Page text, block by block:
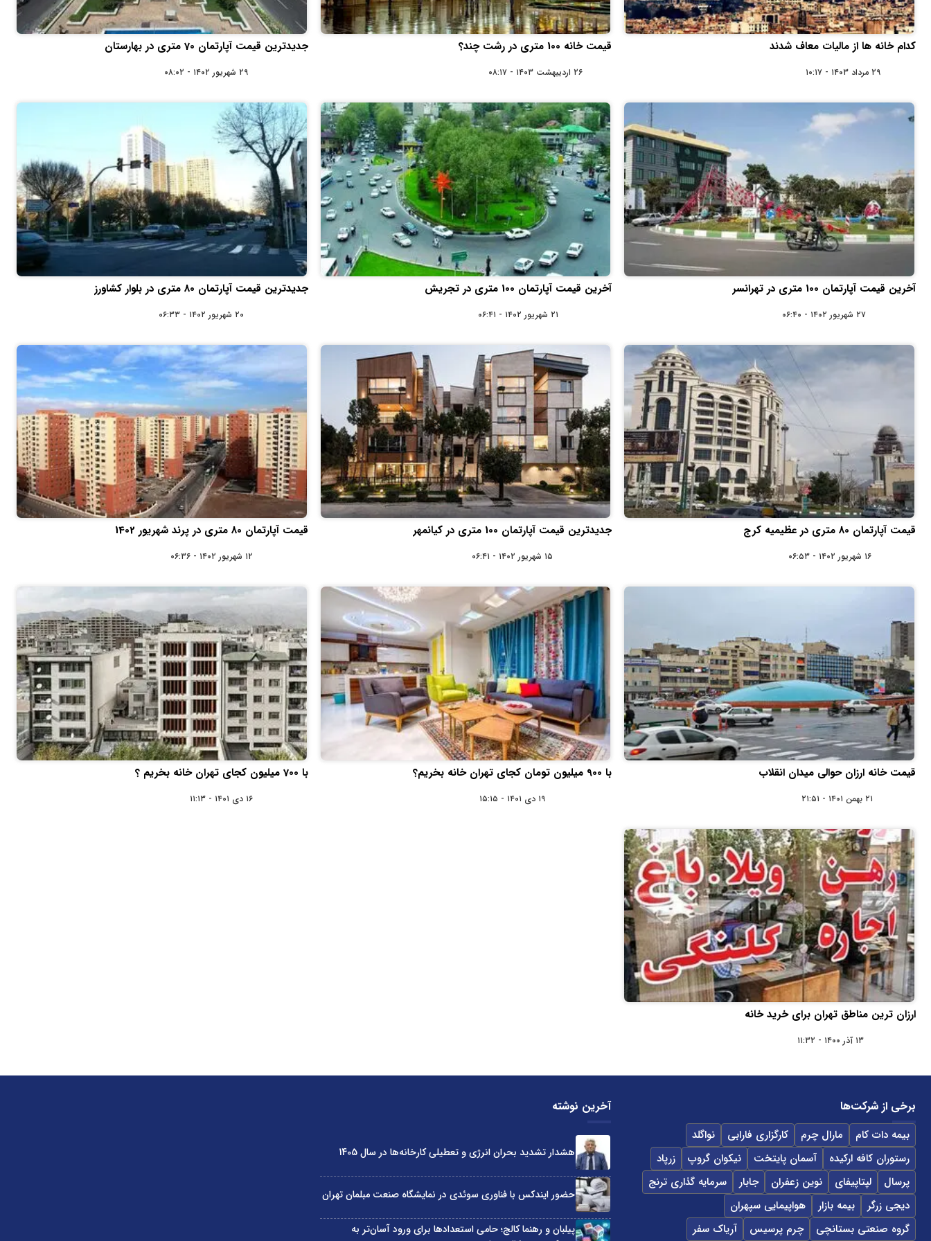
کدام خانه ها از مالیات معاف شدند
۲۹ مرداد ۱۴۰۳ - ۱۰:۱۷
قیمت خانه 100 متری در رشت چند؟
۲۶ اردیبهشت ۱۴۰۳ - ۰۸:۱۷
جدیدترین قیمت آپارتمان 70 متری در بهارستان
۲۹ شهریور ۱۴۰۲ - ۰۸:۰۲
آخرین قیمت آپارتمان 100 متری در تهرانسر
۲۷ شهریور ۱۴۰۲ - ۰۶:۴۰
آخرین قیمت آپارتمان 100 متری در تجریش
۲۱ شهریور ۱۴۰۲ - ۰۶:۴۱
جدیدترین قیمت آپارتمان 80 متری در بلوار کشاورز
۲۰ شهریور ۱۴۰۲ - ۰۶:۳۳
قیمت آپارتمان 80 متری در عظیمیه کرج
۱۶ شهریور ۱۴۰۲ - ۰۶:۵۳
جدیدترین قیمت آپارتمان 100 متری در کیانمهر
۱۵ شهریور ۱۴۰۲ - ۰۶:۴۱
قیمت آپارتمان 80 متری در پرند شهریور 1402
۱۲ شهریور ۱۴۰۲ - ۰۶:۳۶
قیمت خانه ارزان حوالی میدان انقلاب
۲۱ بهمن ۱۴۰۱ - ۲۱:۵۱
با 900 میلیون تومان کجای تهران خانه بخریم؟
۱۹ دی ۱۴۰۱ - ۱۵:۱۵
با 700 میلیون کجای تهران خانه بخریم ؟
۱۶ دی ۱۴۰۱ - ۱۱:۱۳
ارزان ترین مناطق تهران برای خرید خانه
۱۳ آذر ۱۴۰۰ - ۱۱:۳۲
برخی از شرکت‌ها
بیمه دات کام مارال چرم کارگزاری فارابی
نواگلد
رستوران کافه ارکیده
آسمان پایتخت نیکوان گروپ
زرپاد
پرسال
لپتاپیفای نوین زعفران جابار
سرمایه گذاری ترنج
دیجی زرگر
بیمه بازار
هواپیمایی سپهران
گروه صنعتی بستانچی
چرم پرسیس آریاک سفر
آخرین نوشته
هشدار تشدید بحران انرژی و تعطیلی کارخانه‌ها در سال 1405
حضور ایندکس با فناوری سوئدی در نمایشگاه صنعت مبلمان تهران
پیلبان و رهنما کالج؛ حامی استعدادها برای ورود آسان‌تر به